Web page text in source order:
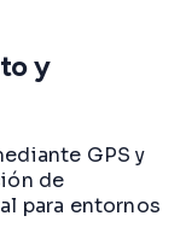
y
GPS y
de
para entornos